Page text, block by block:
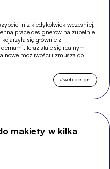
niż kiedykolwiek wcześniej,
pracę designerów na zupełnie
się głównie z
teraz staje się realnym
nowe możliwości i zmusza do
#web-design
makiety w kilka